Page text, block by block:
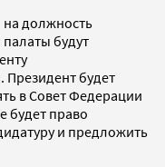
на должность
будут
будет
в Совет Федерации
будет право
и предложить